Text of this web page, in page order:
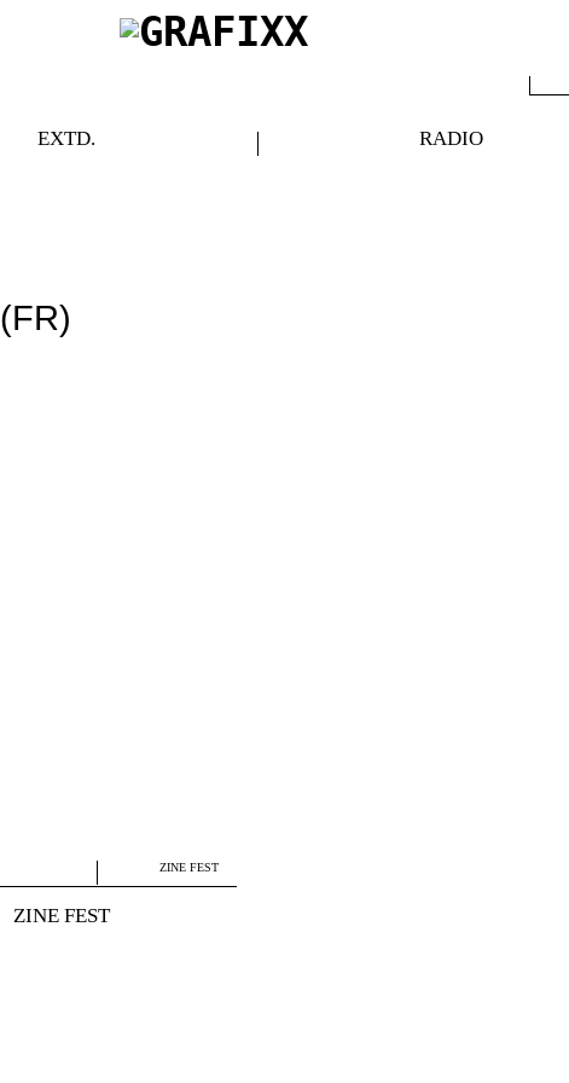
EXTD. RADIO
(FR)
ZINE FEST
ZINE FEST